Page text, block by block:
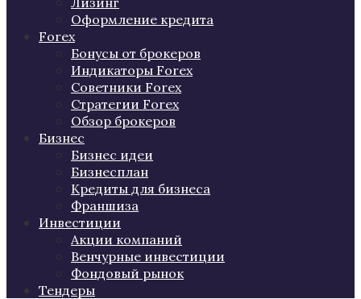
Оформление кредита
Forex
Бонусы от брокеров
Индикаторы Forex
Советники Forex
Стратегии Forex
Обзор брокеров
Бизнес
Бизнес идеи
Бизнесплан
Кредиты для бизнеса
Франшиза
Инвестиции
Акции компаний
Венчурные инвестиции
Фондовый рынок
Тендеры